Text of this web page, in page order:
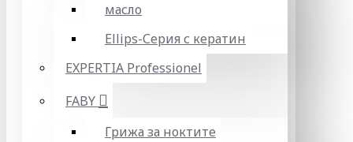
масло
Ellips-Серия с кератин
EXPERTIA Professionel
FABY
Грижа за ноктите